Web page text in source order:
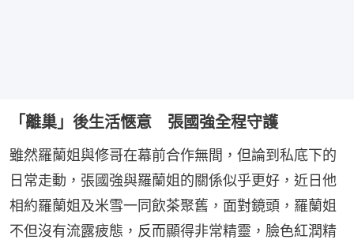
「離巢」後生活愜意 張國強全程守護
雖然羅蘭姐與修哥在幕前合作無間，但論到私底下的
日常走動，張國強與羅蘭姐的關係似乎更好，近日他
相約羅蘭姐及米雪一同飲茶聚舊，面對鏡頭，羅蘭姐
不但沒有流露疲態，反而顯得非常精靈，臉色紅潤精